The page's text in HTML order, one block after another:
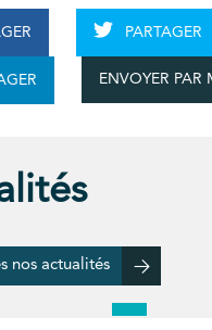
PARTAGER
ENVOYER PAR
nos actualités